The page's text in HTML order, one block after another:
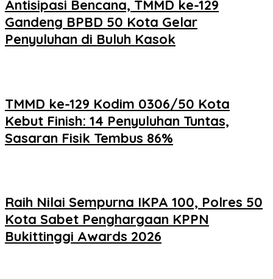
Antisipasi Bencana, TMMD ke-129
Gandeng BPBD 50 Kota Gelar
Penyuluhan di Buluh Kasok
TMMD ke-129 Kodim 0306/50 Kota
Kebut Finish: 14 Penyuluhan Tuntas,
Sasaran Fisik Tembus 86%
Raih Nilai Sempurna IKPA 100, Polres 50
Kota Sabet Penghargaan KPPN
Bukittinggi Awards 2026